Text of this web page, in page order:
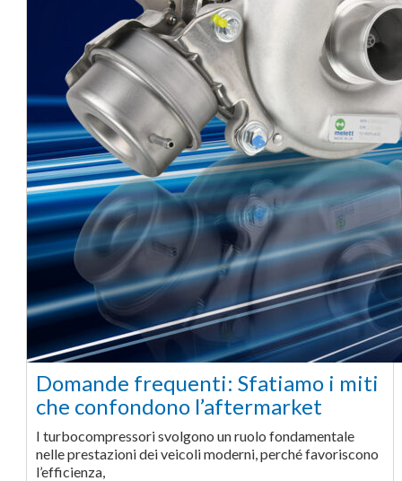
Domande frequenti: Sfatiamo i miti
che confondono l’aftermarket
I turbocompressori svolgono un ruolo fondamentale
nelle prestazioni dei veicoli moderni, perché favoriscono
l’efficienza,